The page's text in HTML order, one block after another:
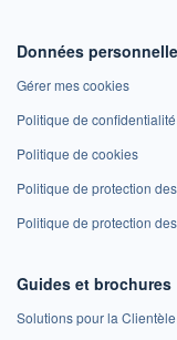
Données
Gérer mes cookies
Politique de confidentialité
Politique de cookies
Politique de protection
Politique de protection
Guides et brochures
Solutions pour la